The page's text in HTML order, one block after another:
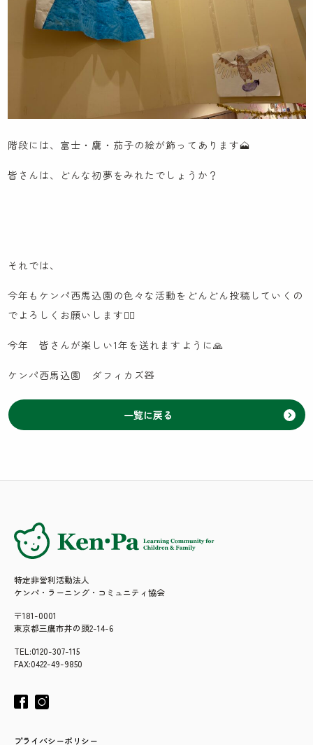
階段には、富士・鷹・茄子の絵が飾ってあります🗻
皆さんは、どんな初夢をみれたでしょうか？
それでは、
今年もケンパ西馬込園の色々な活動をどんどん投稿していくの
でよろしくお願いします🙇‍♂️
今年 皆さんが楽しい1年を送れますように🙏
ケンパ西馬込園 ダフィカズ🧸
一覧に戻る
特定非営利活動法人
ケンパ・ラーニング・コミュニティ協会
〒181-0001
東京都三鷹市井の頭2-14-6
TEL:0120-307-115
FAX:0422-49-9850
プライバシーポリシー